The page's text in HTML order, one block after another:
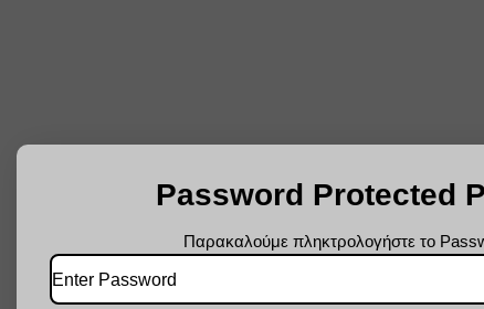
Password Protected
Παρακαλούμε πληκτρολογήστε το